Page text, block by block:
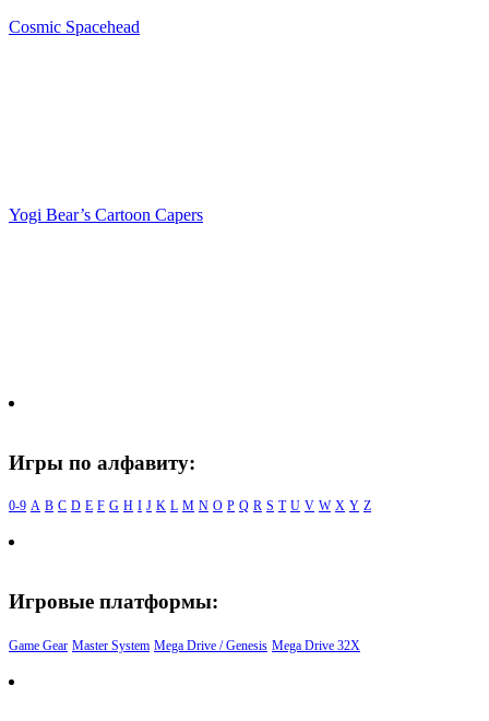
Cosmic Spacehead
Yogi Bear’s Cartoon Capers
Игры по алфавиту:
0-9 A B C D E F G H I J K L M N O P Q R S T U V W X Y Z
Игровые платформы:
Game Gear Master System Mega Drive / Genesis Mega Drive 32X